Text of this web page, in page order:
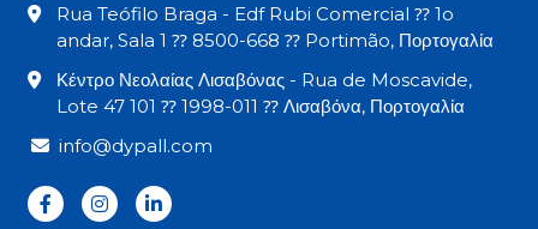
Rua Teófilo Braga - Edf Rubi Comercial ⁇ 1o
andar, Sala 1 ⁇ 8500-668 ⁇ Portimão, Πορτογαλία
Κέντρο Νεολαίας Λισαβόνας - Rua de Moscavide,
Lote 47 101 ⁇ 1998-011 ⁇ Λισαβόνα, Πορτογαλία
info@dypall.com